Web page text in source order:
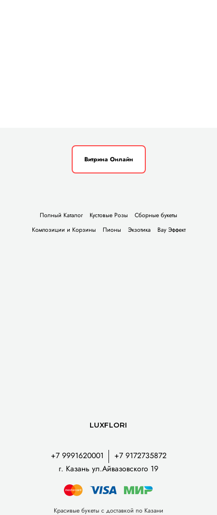
Витрина Онлайн
Полный Каталог Кустовые Розы
Сборные букеты
Композиции и Корзины
Пионы Экзотика Вау Эффект
+7 9991620001
+7 9172735872
г. Казань ул.Айвазовского 19
LUXFLORI
Красивые букеты с доставкой по Казани